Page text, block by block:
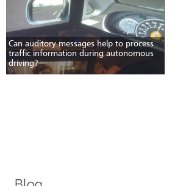
Can auditory messages help to process
traffic information during autonomous
driving?